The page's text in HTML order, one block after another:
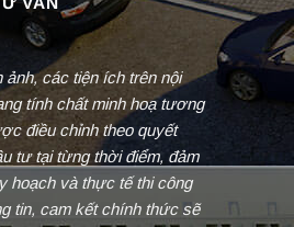
ảnh, các tiện ích trên nội
tính chất minh hoạ tương
điều chỉnh theo quyết
tư tại từng thời điểm, đảm
hoạch và thực tế thi công
tin, cam kết chính thức sẽ